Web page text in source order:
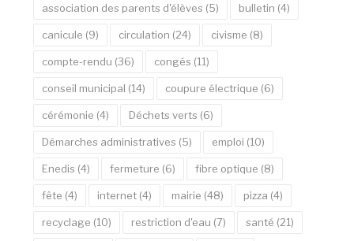
association des parents d'élèves (5) bulletin (4)
canicule (9) circulation (24) civisme (8)
compte-rendu (36) congés (11)
conseil municipal (14) coupure électrique (6)
cérémonie (4) Déchets verts (6)
Démarches administratives (5) emploi (10)
Enedis (4) fermeture (6) fibre optique (8)
fête (4) internet (4) mairie (48) pizza (4)
recyclage (10) restriction d'eau (7) santé (21)